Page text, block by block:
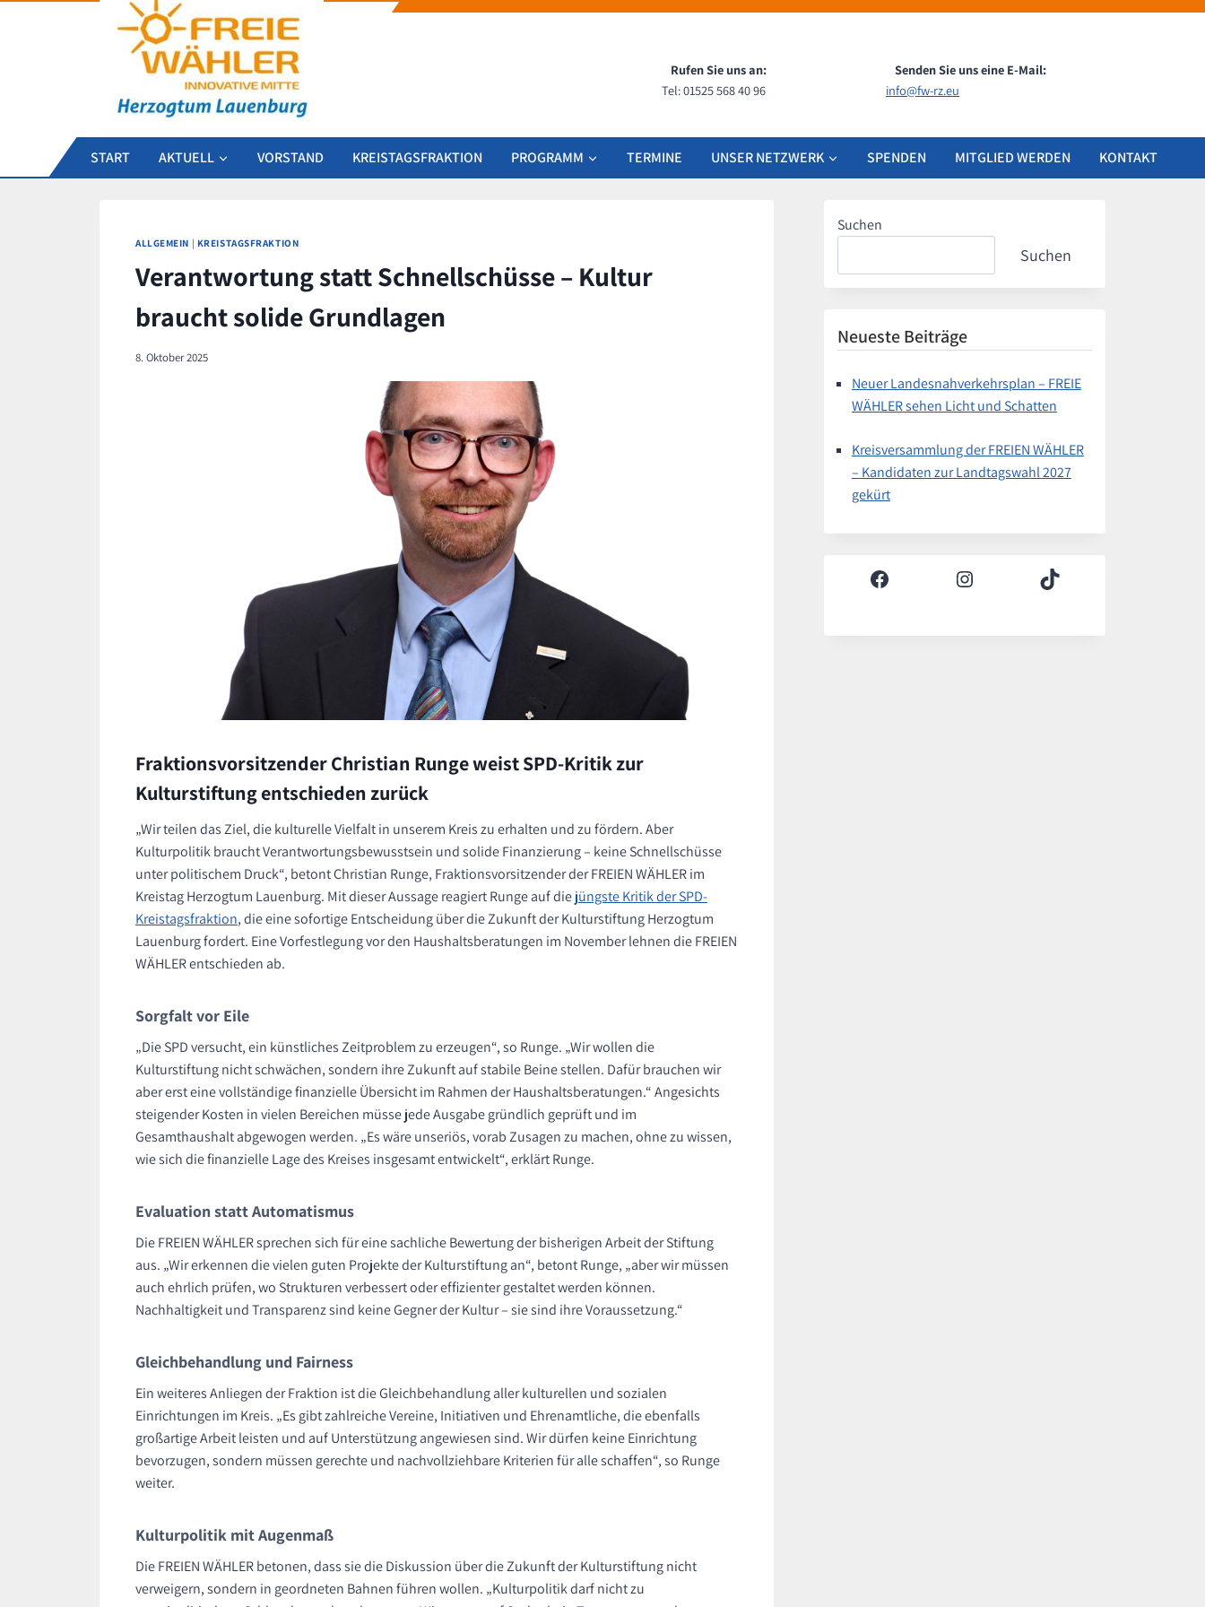
Rufen Sie uns an:
Tel: 01525 568 40 96
Senden Sie uns eine E-Mail:
info@fw-rz.eu
START AKTUELL VORSTAND KREISTAGSFRAKTION PROGRAMM TERMINE UNSER NETZWERK SPENDEN MITGLIED WERDEN KONTAKT
ALLGEMEIN | KREISTAGSFRAKTION
Verantwortung statt Schnellschüsse – Kultur
braucht solide Grundlagen
8. Oktober 2025
Fraktionsvorsitzender Christian Runge weist SPD-Kritik zur
Kulturstiftung entschieden zurück
„Wir teilen das Ziel, die kulturelle Vielfalt in unserem Kreis zu erhalten und zu fördern. Aber
Kulturpolitik braucht Verantwortungsbewusstsein und solide Finanzierung – keine Schnellschüsse
unter politischem Druck“, betont Christian Runge, Fraktionsvorsitzender der FREIEN WÄHLER im
Kreistag Herzogtum Lauenburg. Mit dieser Aussage reagiert Runge auf diejüngste Kritik der SPD-
Kreistagsfraktion, die eine sofortige Entscheidung über die Zukunft der Kulturstiftung Herzogtum
Lauenburg fordert. Eine Vorfestlegung vor den Haushaltsberatungen im November lehnen die FREIEN
WÄHLER entschieden ab.
Sorgfalt vor Eile
„Die SPD versucht, ein künstliches Zeitproblem zu erzeugen“, so Runge. „Wir wollen die
Kulturstiftung nicht schwächen, sondern ihre Zukunft auf stabile Beine stellen. Dafür brauchen wir
aber erst eine vollständige finanzielle Übersicht im Rahmen der Haushaltsberatungen.“ Angesichts
steigender Kosten in vielen Bereichen müsse jede Ausgabe gründlich geprüft und im
Gesamthaushalt abgewogen werden. „Es wäre unseriös, vorab Zusagen zu machen, ohne zu wissen,
wie sich die finanzielle Lage des Kreises insgesamt entwickelt“, erklärt Runge.
Evaluation statt Automatismus
Die FREIEN WÄHLER sprechen sich für eine sachliche Bewertung der bisherigen Arbeit der Stiftung
aus. „Wir erkennen die vielen guten Projekte der Kulturstiftung an“, betont Runge, „aber wir müssen
auch ehrlich prüfen, wo Strukturen verbessert oder effizienter gestaltet werden können.
Nachhaltigkeit und Transparenz sind keine Gegner der Kultur – sie sind ihre Voraussetzung.“
Gleichbehandlung und Fairness
Ein weiteres Anliegen der Fraktion ist die Gleichbehandlung aller kulturellen und sozialen
Einrichtungen im Kreis. „Es gibt zahlreiche Vereine, Initiativen und Ehrenamtliche, die ebenfalls
großartige Arbeit leisten und auf Unterstützung angewiesen sind. Wir dürfen keine Einrichtung
bevorzugen, sondern müssen gerechte und nachvollziehbare Kriterien für alle schaffen“, so Runge
weiter.
Kulturpolitik mit Augenmaß
Die FREIEN WÄHLER betonen, dass sie die Diskussion über die Zukunft der Kulturstiftung nicht
verweigern, sondern in geordneten Bahnen führen wollen. „Kulturpolitik darf nicht zu
Suchen
Suchen
Neueste Beiträge
Neuer Landesnahverkehrsplan – FREIE
WÄHLER sehen Licht und Schatten
Kreisversammlung der FREIEN WÄHLER
– Kandidaten zur Landtagswahl 2027
gekürt
Facebook Instagram TikTok